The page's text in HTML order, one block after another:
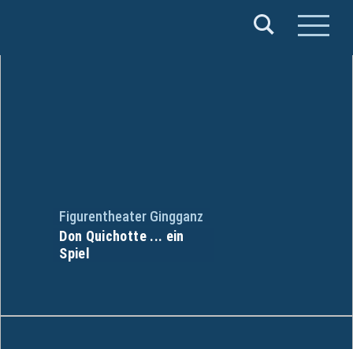
Figurentheater Gingganz
Don Quichotte ... ein
Spiel